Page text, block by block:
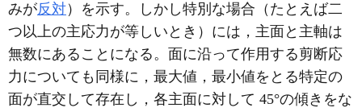
みが反対）を示す。しかし特別な場合（たとえば二
つ以上の主応力が等しいとき）には，主面と主軸は
無数にあることになる。面に沿って作用する剪断応
力についても同様に，最大値，最小値をとる特定の
面が直交して存在し，各主面に対して 45°の傾きをな